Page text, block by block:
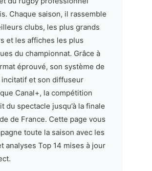
Chaque saison, il rassemble
clubs, les plus grands
et les affiches les plus
du championnat. Grâce à
éprouvé, son système de
incitatif et son diffuseur
Canal+, la compétition
du spectacle jusqu’à la finale
de France. Cette page vous
toute la saison avec les
analyses Top 14 mises à jour